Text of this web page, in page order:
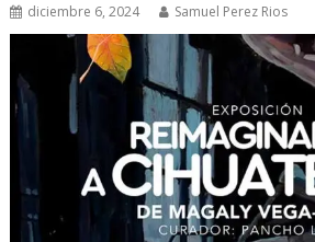
diciembre 6, 2024 Samuel Perez Rios